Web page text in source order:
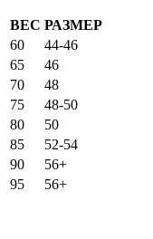
ВЕС РАЗМЕР
60
44-46
65
46
70
48
75
48-50
80
50
85
52-54
90
56+
95
56+